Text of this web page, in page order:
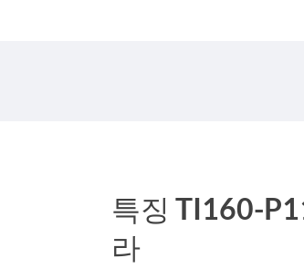
특징 TI160-
라